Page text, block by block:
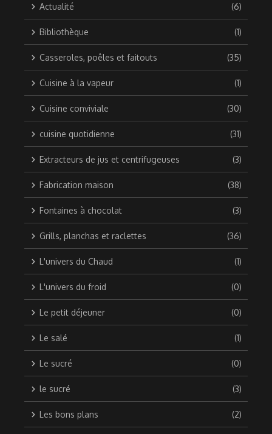
Actualité (6)
Bibliothèque (1)
Casseroles, poêles et faitouts (35)
Cuisine à la vapeur (1)
Cuisine conviviale (30)
cuisine quotidienne (31)
Extracteurs de jus et centrifugeuses (3)
Fabrication maison (38)
Fontaines à chocolat (3)
Grills, planchas et raclettes (36)
L'univers du Chaud (1)
L'univers du froid (0)
Le petit déjeuner (0)
Le salé (1)
Le sucré (0)
le sucré (3)
Les bons plans (2)